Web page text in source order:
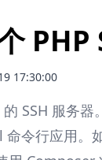
PHP
17:30:00
SSH 服务
令行应用。